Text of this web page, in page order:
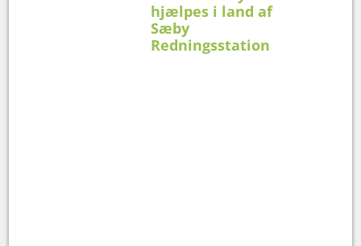
hjælpes i land af
Sæby
Redningsstation